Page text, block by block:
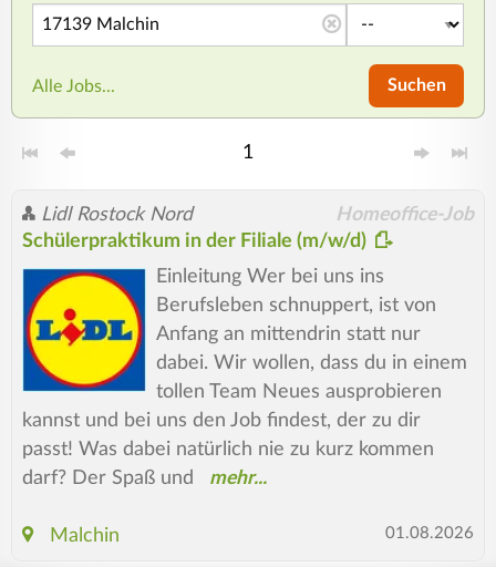
Alle Jobs... Suchen
1
Lidl Rostock Nord Homeoffice-Job
Schülerpraktikum in der Filiale (m/w/d)
Einleitung Wer bei uns ins
Berufsleben schnuppert, ist von
Anfang an mittendrin statt nur
dabei. Wir wollen, dass du in einem
tollen Team Neues ausprobieren
kannst und bei uns den Job findest, der zu dir
passt! Was dabei natürlich nie zu kurz kommen
darf? Der Spaß und
Malchin 01.08.2026